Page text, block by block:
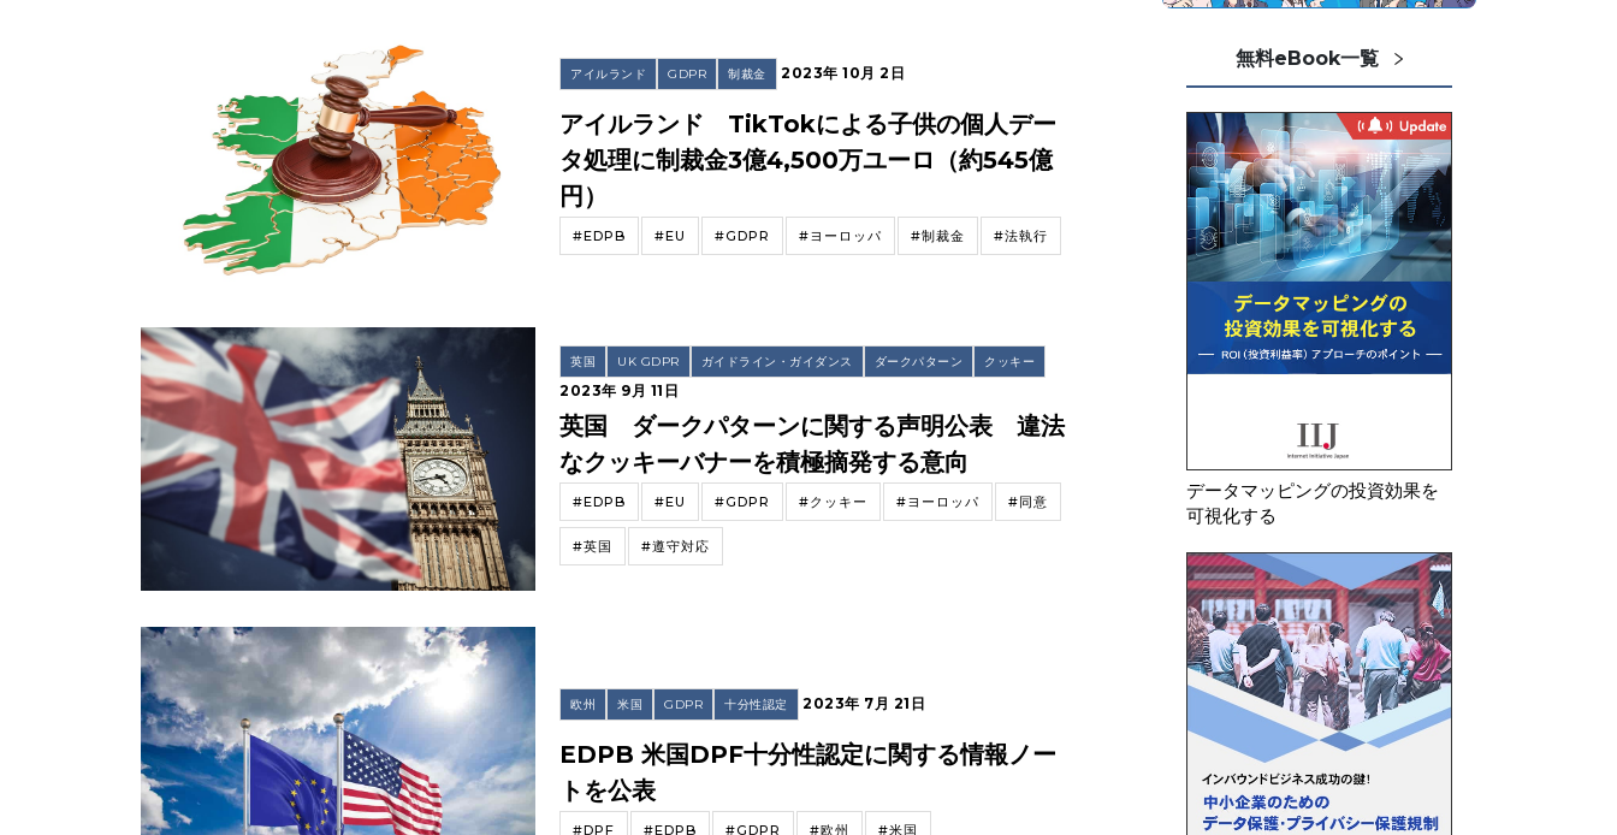
アイルランド GDPR 制裁金 2023年 10月 2日
アイルランド TikTokによる子供の個人デー
タ処理に制裁金3億4,500万ユーロ（約545億
円）
#EDPB #EU #GDPR #ヨーロッパ #制裁金 #法執行
英国 UK GDPR ガイドライン・ガイダンス ダークパターン クッキー
2023年 9月 11日
英国 ダークパターンに関する声明公表 違法
なクッキーバナーを積極摘発する意向
#EDPB #EU #GDPR #クッキー #ヨーロッパ #同意
#英国 #遵守対応
欧州 米国 GDPR 十分性認定 2023年 7月 21日
EDPB 米国DPF十分性認定に関する情報ノー
トを公表
#DPF #EDPB #GDPR #欧州 #米国
無料eBook一覧
データマッピングの投資効果を
可視化する